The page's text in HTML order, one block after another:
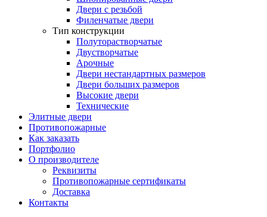
Двери с резьбой
Филенчатые двери
Тип конструкции
Полуторастворчатые
Двустворчатые
Арочные
Двери нестандартных размеров
Двери больших размеров
Высокие двери
Технические
Элитные двери
Противопожарные
Как заказать
Портфолио
О производителе
Реквизиты
Противопожарные сертификаты
Доставка
Контакты